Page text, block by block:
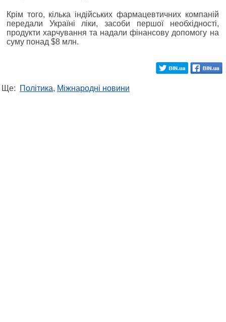
Крім того, кілька індійських фармацевтичних компаній
передали Україні ліки, засоби першої необхідності,
продукти харчування та надали фінансову допомогу на
суму понад $8 млн.
Ще: Політика, Міжнародні новини